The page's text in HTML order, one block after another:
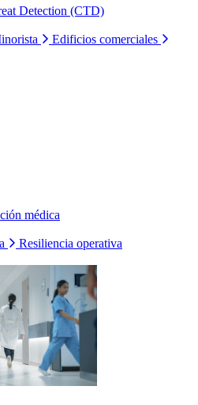
Detection (CTD)
Edificios comerciales
médica
Resiliencia operativa